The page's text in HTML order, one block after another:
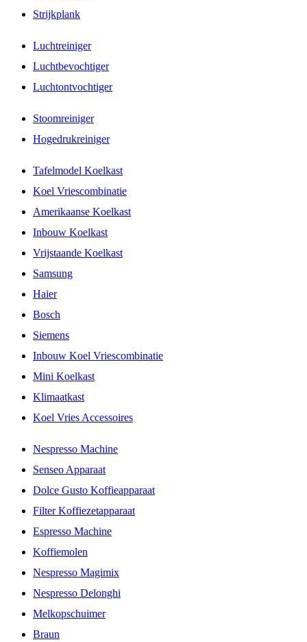
Strijkplank
Luchtreiniger
Luchtbevochtiger
Luchtontvochtiger
Stoomreiniger
Hogedrukreiniger
Tafelmodel Koelkast
Koel Vriescombinatie
Amerikaanse Koelkast
Inbouw Koelkast
Vrijstaande Koelkast
Samsung
Haier
Bosch
Siemens
Inbouw Koel Vriescombinatie
Mini Koelkast
Klimaatkast
Koel Vries Accessoires
Nespresso Machine
Senseo Apparaat
Dolce Gusto Koffieapparaat
Filter Koffiezetapparaat
Espresso Machine
Koffiemolen
Nespresso Magimix
Nespresso Delonghi
Melkopschuimer
Braun